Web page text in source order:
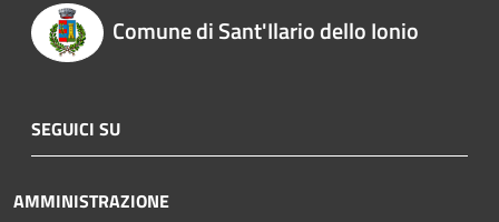
Comune di Sant'Ilario dello Ionio
SEGUICI SU
AMMINISTRAZIONE